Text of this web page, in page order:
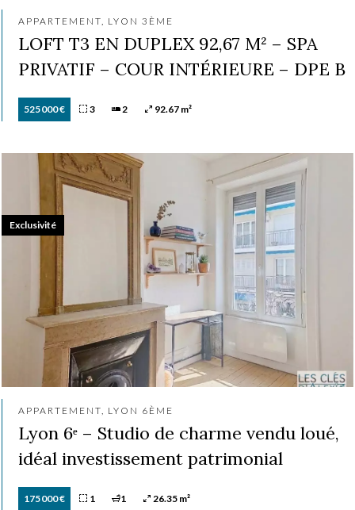
APPARTEMENT, LYON 3ÈME
LOFT T3 EN DUPLEX 92,67 M² – SPA
PRIVATIF – COUR INTÉRIEURE – DPE B
525 000 € 3 2 92.67 m²
APPARTEMENT, LYON 6ÈME
Lyon 6ᵉ – Studio de charme vendu loué,
idéal investissement patrimonial
175 000 € 1 1 26.35 m²
Exclusivité